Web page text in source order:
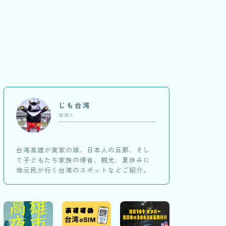
じも台湾
管理人
台湾高雄が実家の嫁、日本人の旦那、そし
て子どもたち家族の帰省、観光、夏休みに
地元民が行く台湾のスポットなどご紹介。